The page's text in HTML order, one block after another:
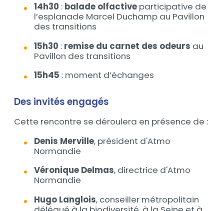
14h30 : balade olfactiveparticipative de
l’esplanade Marcel Duchamp au Pavillon
des transitions
15h30 : remise du carnet des odeurs au
Pavillon des transitions
15h45 : moment d’échanges
Des invités engagés
Cette rencontre se déroulera en présence de :
Denis Merville, président d'Atmo
Normandie
Véronique Delmas, directrice d'Atmo
Normandie
Hugo Langlois, conseiller métropolitain